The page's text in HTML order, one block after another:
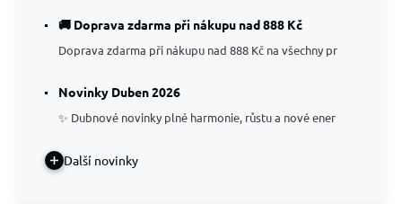
🚚 Doprava zdarma při nákupu nad 888 Kč
Doprava zdarma při nákupu nad 888 Kč na všechny pr
Novinky Duben 2026
✨ Dubnové novinky plné harmonie, růstu a nové ener
Další novinky